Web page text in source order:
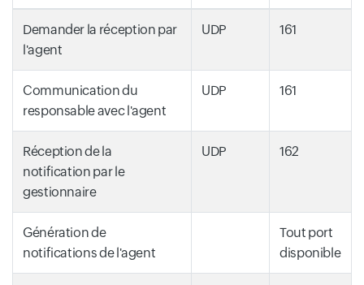
Demander la réception par
l'agent
UDP 161
Communication du
responsable avec l'agent
UDP 161
Réception de la
notification par le
gestionnaire
UDP 162
Génération de
notifications de l'agent
Tout port
disponible